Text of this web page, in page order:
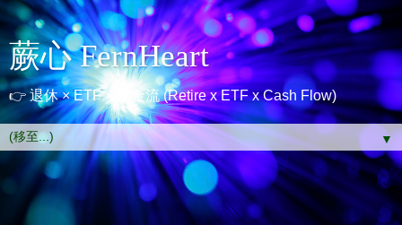
蕨心 FernHeart
👉 退休 × ETF × 現金流 (Retire x ETF x Cash Flow)
▼